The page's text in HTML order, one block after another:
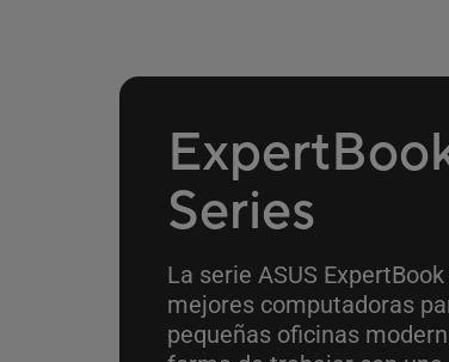
Series
La serie ASUS
mejores computadoras
pequeñas oficinas